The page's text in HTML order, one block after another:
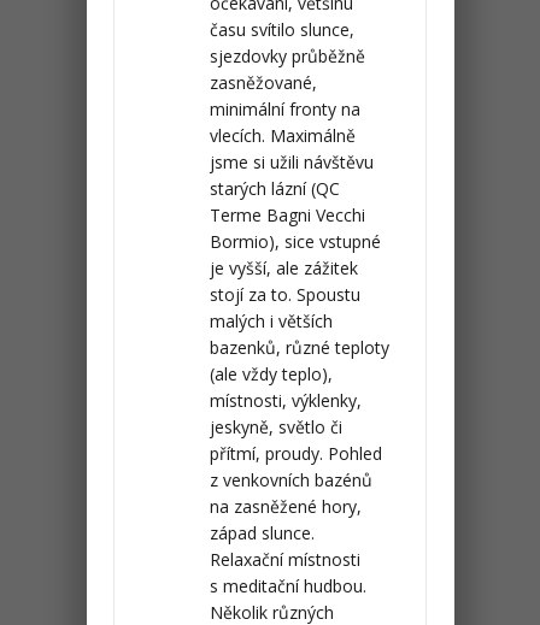
času svítilo slunce,
sjezdovky průběžně
zasněžované,
minimální fronty na
vlecích. Maximálně
jsme si užili návštěvu
starých lázní (QC
Terme Bagni Vecchi
Bormio), sice vstupné
je vyšší, ale zážitek
stojí za to. Spoustu
malých i větších
bazenků, různé teploty
(ale vždy teplo),
místnosti, výklenky,
jeskyně, světlo či
přítmí, proudy. Pohled
z venkovních bazénů
na zasněžené hory,
západ slunce.
Relaxační místnosti
s meditační hudbou.
Několik různých